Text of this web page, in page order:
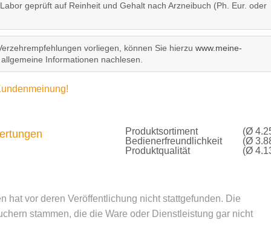
geprüft auf Reinheit und Gehalt nach Arzneibuch (Ph. Eur. oder
vorliegen, können Sie hierzu www.meine-
Informationen nachlesen.
Produktsortiment
(Ø
Bedienerfreundlichkeit
(Ø
Produktqualität
(Ø
hat vor deren Veröffentlichung nicht stattgefunden. Die
stammen, die die Ware oder Dienstleistung gar nicht